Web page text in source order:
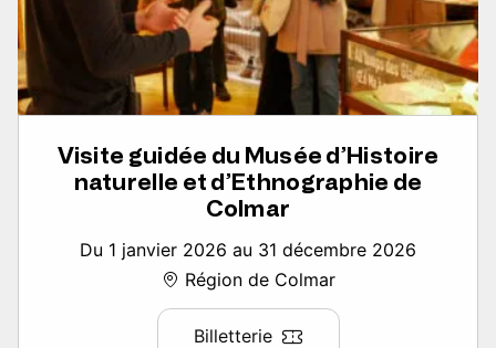
Visite guidée du Musée d’Histoire
naturelle et d’Ethnographie de
Colmar
Du 1 janvier 2026 au 31 décembre 2026
Région de Colmar
Billetterie